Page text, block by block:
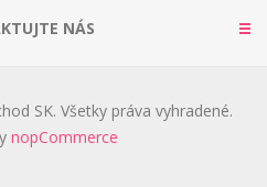
NÁS
SK. Všetky práva vyhradené.
nopCommerce